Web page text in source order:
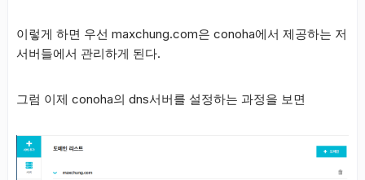
이렇게 하면 우선 maxchung.com은 conoha에서 제공하는 저
서버들에서 관리하게 된다.
그럼 이제 conoha의 dns서버를 설정하는 과정을 보면